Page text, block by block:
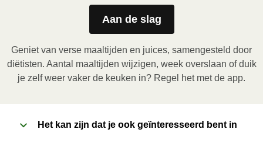
Magnetron (800W):
Verwijder de kartonnen sleeve en prik enkele gaatjes
in de folie. Plaats het bakje in de magnetron en
verwarm de maaltijd gedurende 3,5 minuten. Laat de
maaltijd daarna nog 1 minuut rusten voor het
verwijderen van de folie. Pas bij het openen op voor
Aan de slag
Geniet van verse maaltijden en juices, samengesteld door
diëtisten. Aantal maaltijden wijzigen, week overslaan of duik
je zelf weer vaker de keuken in? Regel het met de app.
Het kan zijn dat je ook geïnteresseerd bent in